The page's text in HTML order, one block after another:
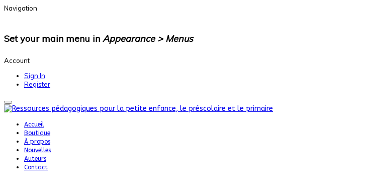
Navigation
Set your main menu in Appearance > Menus
Account
Sign In
Register
Accueil
Boutique
À propos
Nouvelles
Auteurs
Contact